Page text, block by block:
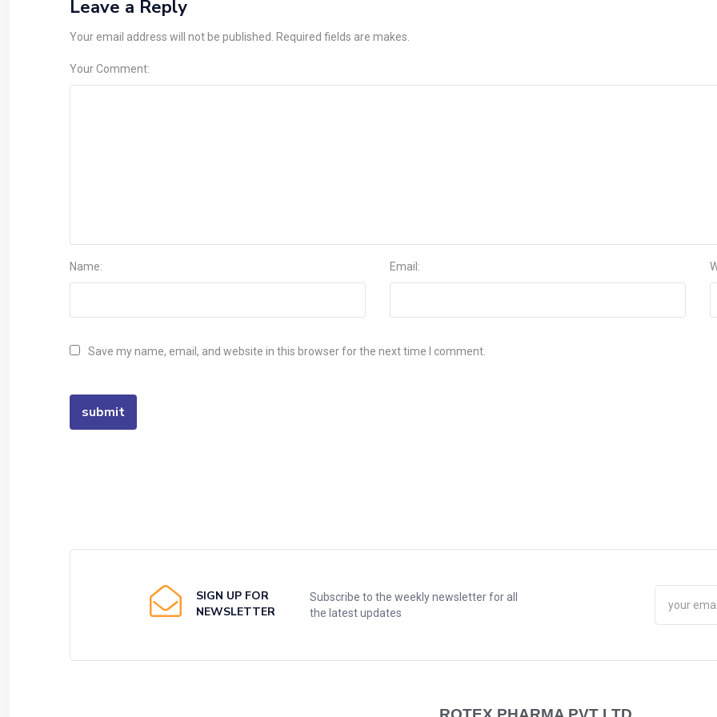
Leave a Reply
Your email address will not be published. Required fields are makes.
Your Comment:
Name: Email:
Save my name, email, and website in this browser for the next time I comment.
SIGN UP FOR
NEWSLETTER
Subscribe to the weekly newsletter for all
the latest updates